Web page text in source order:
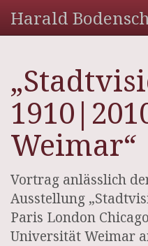
Harald
Weimar“
Vortrag anlässlich
Ausstellung
Paris London
Universität Weimar